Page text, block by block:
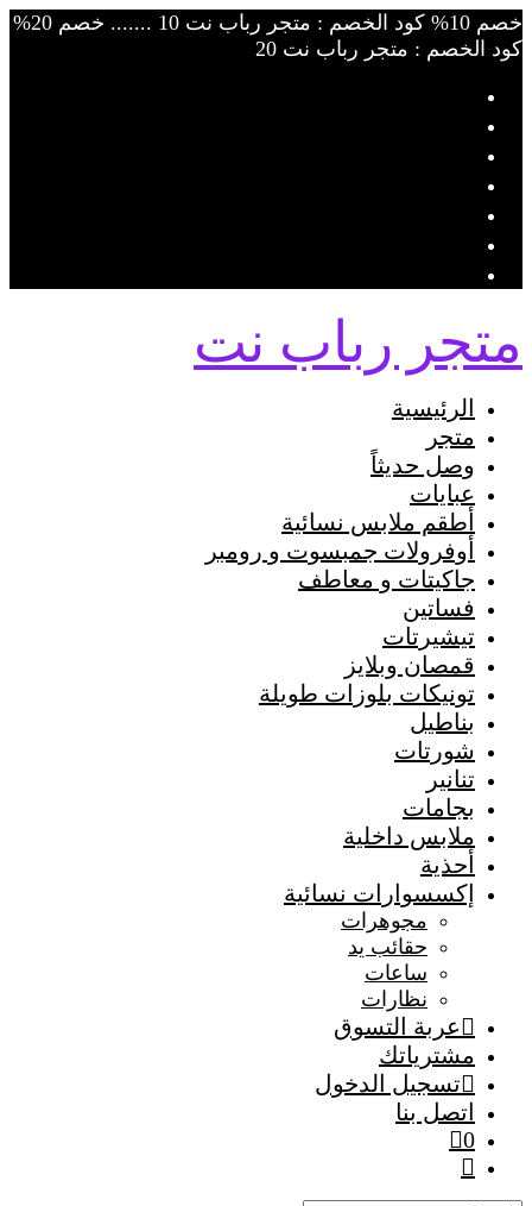
Skip
to
content
خصم 10% كود الخصم : متجر رباب نت 10 ....... خصم 20%
كود الخصم : متجر رباب نت 20
متجر رباب نت
الرئيسية
متجر
وصل حديثاً
عبايات
أطقم ملابس نسائية
أوفرولات جمبسوت و رومبر
جاكيتات و معاطف
فساتين
تيشيرتات
قمصان وبلايز
تونيكات بلوزات طويلة
بناطيل
شورتات
تنانير
بجامات
ملابس داخلية
أحذية
إكسسوارات نسائية
مجوهرات
حقائب يد
ساعات
نظارات
عربة التسوق
مشترياتك
تسجيل الدخول
اتصل بنا
0
Toggle